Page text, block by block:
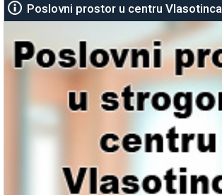
Poslovni prostor u centru Vlasotinca